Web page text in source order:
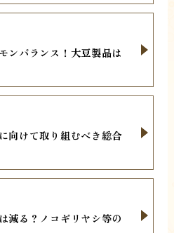
ンバランス！大豆製品は
向けて取り組むべき総合
減る？ノコギリヤシ等の